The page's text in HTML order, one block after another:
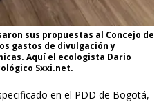
sus propuestas al Concejo de
gastos de divulgación y
Aquí el ecologista Dario
Sxxi.net.
en el PDD de Bogotá,